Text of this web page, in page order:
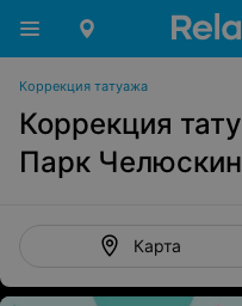
Коррекция татуажа
Коррекция
Парк
Карта